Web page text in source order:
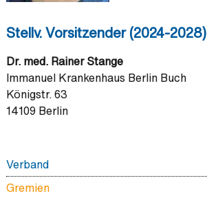
Stellv. Vorsitzender (2024-2028)
Dr. med. Rainer Stange
Immanuel Krankenhaus Berlin Buch
Königstr. 63
14109 Berlin
Verband
Das macht uns aus
Gremien